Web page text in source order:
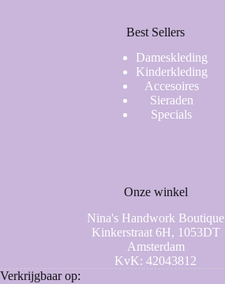
Best Sellers
Dameskleding
Kinderkleding
Accesoires
Sieraden
Specials
Onze winkel
Nina's Handwork Boutique
Kinkerstraat 6H, 1053DT
Amsterdam
KvK: 42043812
Verkrijgbaar op: